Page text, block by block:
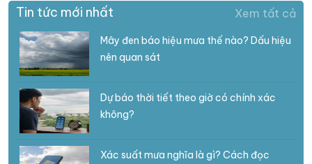
Tin tức mới nhất Xem tất cả
Mây đen báo hiệu mưa thế nào? Dấu hiệu
nên quan sát
Dự báo thời tiết theo giờ có chính xác
không?
Xác suất mưa nghĩa là gì? Cách đọc